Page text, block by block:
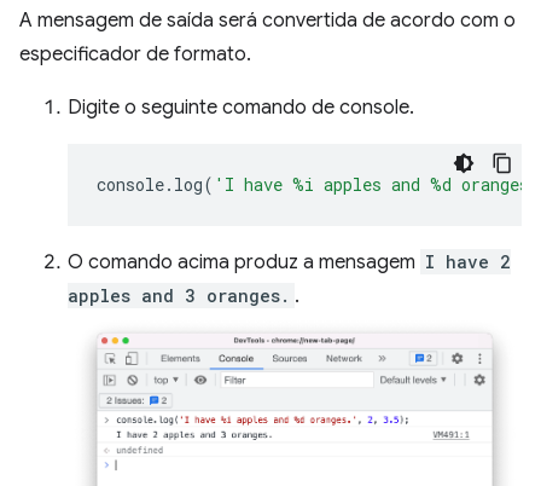
A mensagem de saída será convertida de acordo com o
especificador de formato.
Digite o seguinte comando de console.
console. log( 'I have %i apples and %d
O comando acima produz a mensagem I have 2
apples and 3 oranges. .